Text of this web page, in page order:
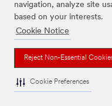
navigation, analyze site
based on your interests.
Cookie Notice
Reject Non-Essential
Cookie Preferences